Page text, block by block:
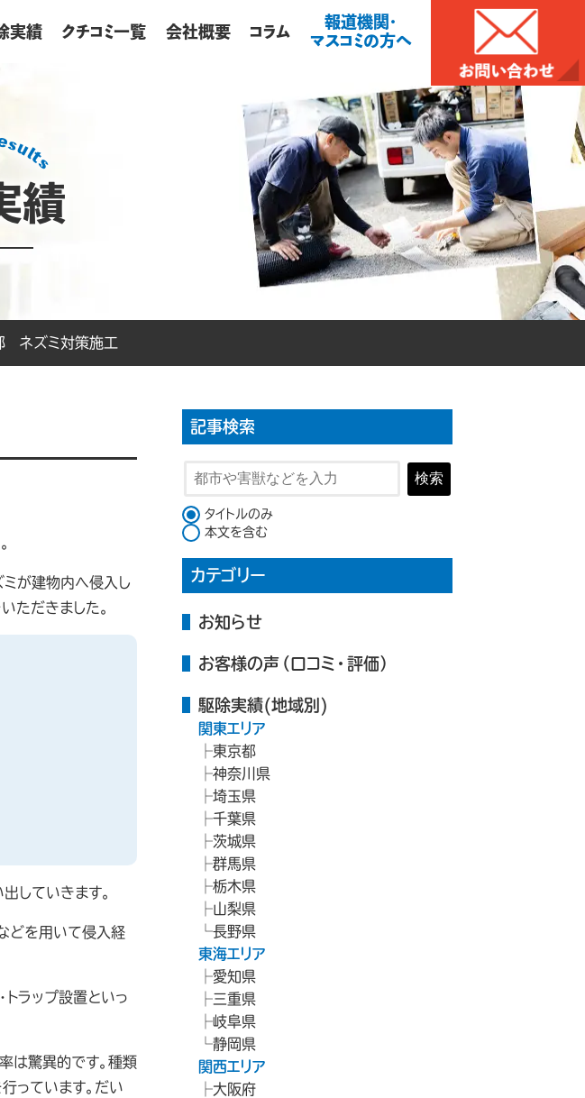
実績 クチコミ一覧 会社概要 コラム
報道機関・
マスコミの方へ
績
ネズミ対策施工
ミが建物内へ侵入し
ただきました。
していきます。
どを用いて侵入経
トラップ設置といっ
は驚異的です。種類
っています。だい
記事検索
検索
検索対象
タイトルのみ
本文を含む
カテゴリー
お知らせ
お客様の声（口コミ・評価）
駆除実績(地域別)
関東エリア
東京都
神奈川県
埼玉県
千葉県
茨城県
群馬県
栃木県
山梨県
長野県
東海エリア
愛知県
三重県
岐阜県
静岡県
関西エリア
大阪府